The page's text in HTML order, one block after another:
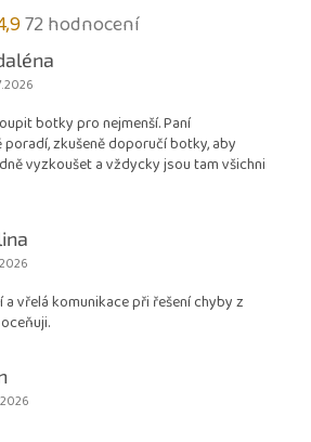
Průměrné
hodnocení
obchodu
4,9
z
72 hodnocení
obchodu je 5 z 5 hvězdiček.
botky pro nejmenší. Paní
zkušeně doporučí botky, aby
vyzkoušet a vždycky jsou tam všichni
obchodu je 5 z 5 hvězdiček.
a vřelá komunikace při řešení chyby z
obchodu je 5 z 5 hvězdiček.